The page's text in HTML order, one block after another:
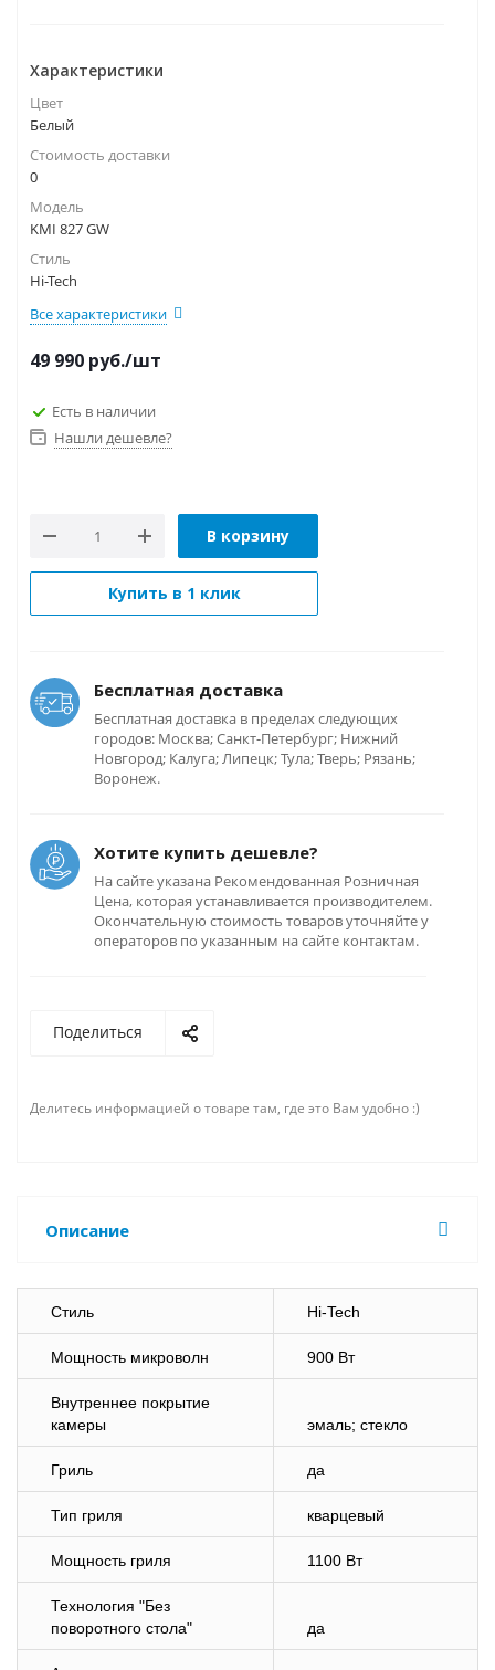
Характеристики
Цвет
Белый
Стоимость доставки
0
Модель
KMI 827 GW
Стиль
Hi-Tech
Все характеристики
49 990 руб./шт
Есть в наличии
Нашли дешевле?
В корзину
Купить в 1 клик
Бесплатная доставка
Бесплатная доставка в пределах следующих
городов: Москва; Санкт-Петербург; Нижний
Новгород; Калуга; Липецк; Тула; Тверь; Рязань;
Воронеж.
Хотите купить дешевле?
На сайте указана Рекомендованная Розничная
Цена, которая устанавливается производителем.
Окончательную стоимость товаров уточняйте у
операторов по указанным на сайте контактам.
Поделиться
Делитесь информацией о товаре там, где это Вам удобно :)
Описание
Стиль Hi-Tech
Мощность микроволн 900 Вт
Внутреннее покрытие
камеры
эмаль; стекло
Гриль да
Тип гриля кварцевый
Мощность гриля 1100 Вт
Технология "Без
поворотного стола"
да